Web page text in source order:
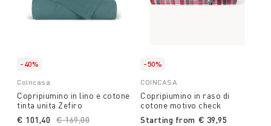
-40%
Coincasa
Copripiumino in lino e cotone
tinta unita Zefiro
Price reduced from
€ 169,00
€ 101,40
-50%
COINCASA
Copripiumino in raso di
cotone motivo check
Starting from € 39,95